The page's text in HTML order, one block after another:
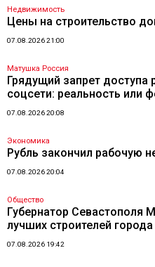
Недвижимость
Цены на строительство
07.08.2026 21:00
Матушка Россия
Грядущий запрет доступа
соцсети: реальность или
07.08.2026 20:08
Экономика
Рубль закончил рабочую
07.08.2026 20:04
Общество
Губернатор Севастополя
лучших строителей города
07.08.2026 19:42